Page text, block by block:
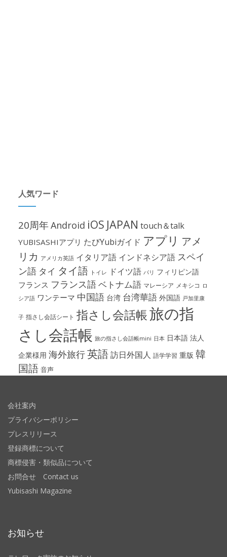
人気ワード
20周年Android iOS JAPAN touch＆talk
YUBISASHIアプリ たびYubiガイド アプリ アメ
リカ アメリカ英語 イタリア語 インドネシア語 スペイ
ン語 タイ タイ語 トイレ ドイツ語 パリ フィリピン語
フランス フランス語ベトナム語 マレーシア メキシコ ロ
シア語 ワンテーマ 中国語 台湾 台湾華語 外国語 戸加里康
子 指さし会話シート 指さし会話帳旅の指
さし会話帳 旅の指さし会話帳mini 日本 日本語 法人
企業様用 海外旅行英語訪日外国人 語学学習 重版 韓
国語 音声
会社案内
プライバシーポリシー
プレスリリース
登録商標について
商標侵害・類似品について
お問合せ Contact us
Yubisashi Magazine
お知らせ